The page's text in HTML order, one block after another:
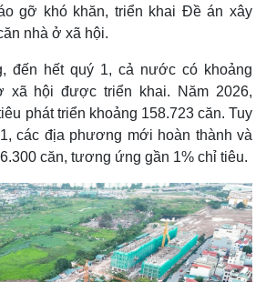
gỡ khó khăn, triển khai Đề án xây
nhà ở xã hội.
đến hết quý 1, cả nước có khoảng
xã hội được triển khai. Năm 2026,
phát triển khoảng 158.723 căn. Tuy
các địa phương mới hoàn thành và
căn, tương ứng gần 1% chỉ tiêu.